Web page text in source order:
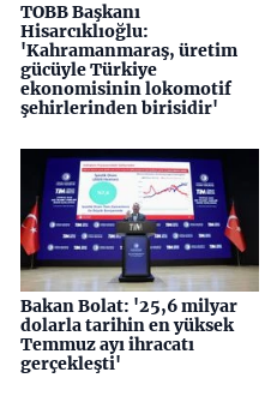
TOBB Başkanı
Hisarcıklıoğlu:
'Kahramanmaraş, üretim
gücüyle Türkiye
ekonomisinin lokomotif
şehirlerinden birisidir'
Bakan Bolat: '25,6 milyar
dolarla tarihin en yüksek
Temmuz ayı ihracatı
gerçekleşti'